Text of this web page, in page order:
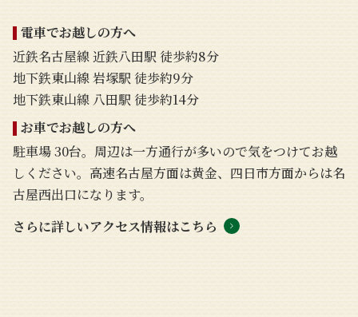
電車でお越しの方へ
近鉄名古屋線 近鉄八田駅 徒歩約8分
地下鉄東山線 岩塚駅 徒歩約9分
地下鉄東山線 八田駅 徒歩約14分
お車でお越しの方へ
駐車場 30台。周辺は一方通行が多いので気をつけてお越
しください。高速名古屋方面は黄金、四日市方面からは名
古屋西出口になります。
さらに詳しいアクセス情報はこちら